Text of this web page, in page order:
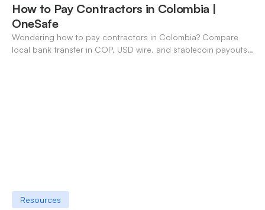
How to Pay Contractors in Colombia |
OneSafe
Wondering how to pay contractors in Colombia? Compare
local bank transfer in COP, USD wire, and stablecoin payouts.
Resources